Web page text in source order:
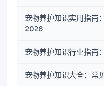
宠物养护知识实用指南
2026
宠物养护知识行业指南
宠物养护知识大全：常